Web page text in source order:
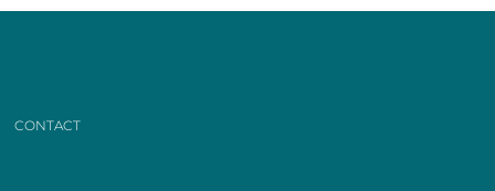
CONTACT